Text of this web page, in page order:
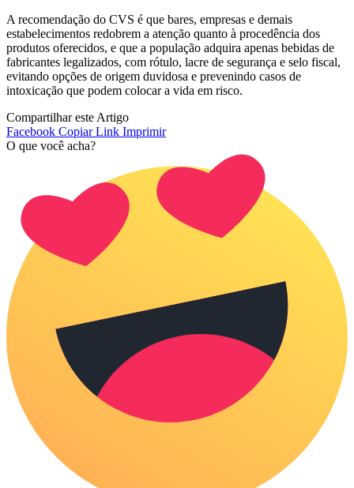
A recomendação do CVS é que bares, empresas e demais
estabelecimentos redobrem a atenção quanto à procedência dos
produtos oferecidos, e que a população adquira apenas bebidas de
fabricantes legalizados, com rótulo, lacre de segurança e selo fiscal,
evitando opções de origem duvidosa e prevenindo casos de
intoxicação que podem colocar a vida em risco.
Compartilhar este Artigo
Facebook Copiar Link Imprimir
O que você acha?